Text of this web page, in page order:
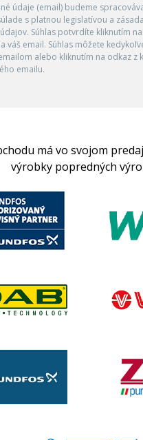
údaje (email) budeme
s platnou legislatívou a
Súhlas potvrdíte kliknutím
váš email. Súhlas môžete
alebo kliknutím na odkaz z
emailu.
má vo svojom
výrobky popredných